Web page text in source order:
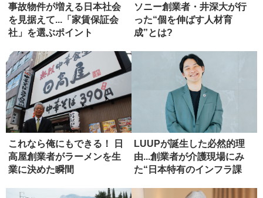
事故物件が増える日本社会
を見据えて...「家賃保証会
社」を選ぶポイント
ソニー創業者・井深大が行
った“個を伸ばす人材育
成”とは?
これなら俺にもできる！ 日
高屋創業者がラーメンを生
業に決めた瞬間
LUUPが誕生した必然的理
由...創業者が介護現場にみ
た“日本特有のインフラ課